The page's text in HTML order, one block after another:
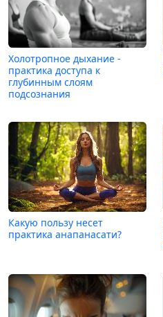
Холотропное дыхание -
практика доступа к
глубинным слоям
подсознания
Какую пользу несет
практика анапанасати?